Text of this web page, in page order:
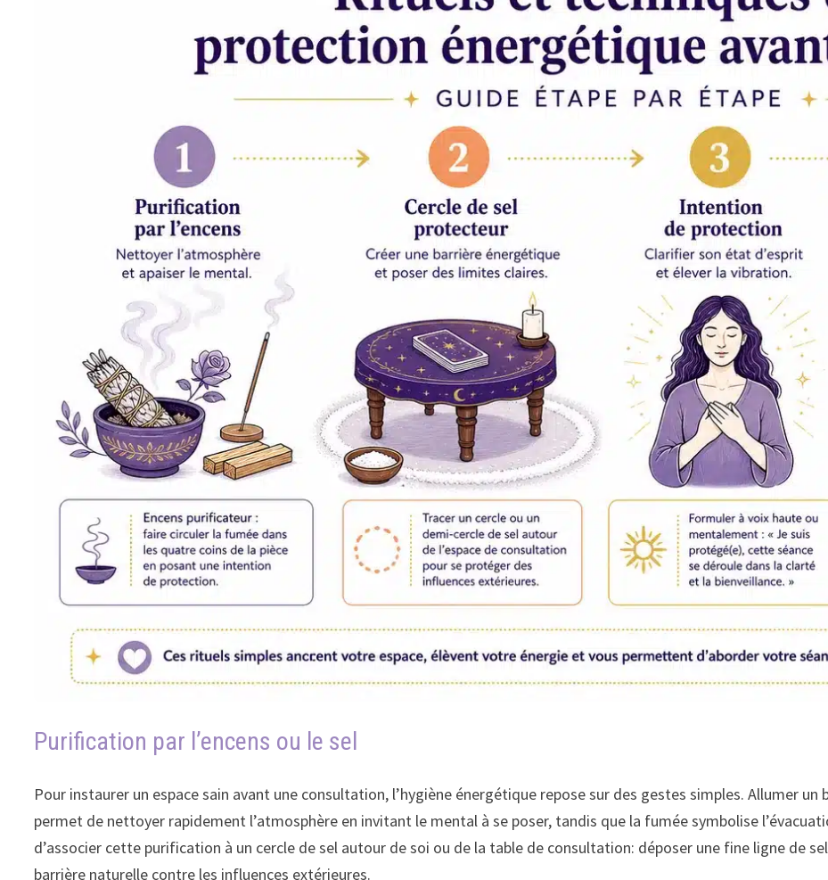
Purification par l’encens ou le sel
Pour instaurer un espace sain avant une consultation, l’hygiène énergétique repose sur des gestes simples. Allumer
permet de nettoyer rapidement l’atmosphère en invitant le mental à se poser, tandis que la fumée symbolise
d’associer cette purification à un cercle de sel autour de soi ou de la table de consultation: déposer une fine ligne de
barrière naturelle contre les influences extérieures.